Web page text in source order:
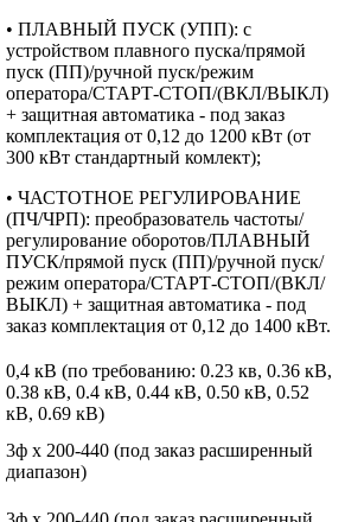
• ПЛАВНЫЙ ПУСК (УПП): с
устройством плавного пуска/прямой
пуск (ПП)/ручной пуск/режим
оператора/СТАРТ-СТОП/(ВКЛ/ВЫКЛ)
+ защитная автоматика - под заказ
комплектация от 0,12 до 1200 кВт (от
300 кВт стандартный комлект);
• ЧАСТОТНОЕ РЕГУЛИРОВАНИЕ
(ПЧ/ЧРП): преобразователь частоты/
регулирование оборотов/ПЛАВНЫЙ
ПУСК/прямой пуск (ПП)/ручной пуск/
режим оператора/СТАРТ-СТОП/(ВКЛ/
ВЫКЛ) + защитная автоматика - под
заказ комплектация от 0,12 до 1400 кВт.
0,4 кВ (по требованию: 0.23 кв, 0.36 кВ,
0.38 кВ, 0.4 кВ, 0.44 кВ, 0.50 кВ, 0.52
кВ, 0.69 кВ)
3ф х 200-440 (под заказ расширенный
диапазон)